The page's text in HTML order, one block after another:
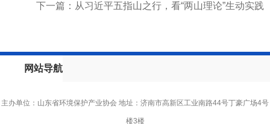
下一篇：从习近平五指山之行，看“两山理论”生动实践
网站导航
主办单位：山东省环境保护产业协会 地址：济南市高新区工业南路44号丁豪广场4号
楼3楼